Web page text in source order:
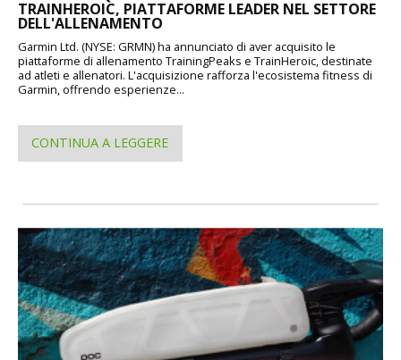
TRAINHEROIC, PIATTAFORME LEADER NEL SETTORE
DELL'ALLENAMENTO
Garmin Ltd. (NYSE: GRMN) ha annunciato di aver acquisito le
piattaforme di allenamento TrainingPeaks e TrainHeroic, destinate
ad atleti e allenatori. L'acquisizione rafforza l'ecosistema fitness di
Garmin, offrendo esperienze...
CONTINUA A LEGGERE